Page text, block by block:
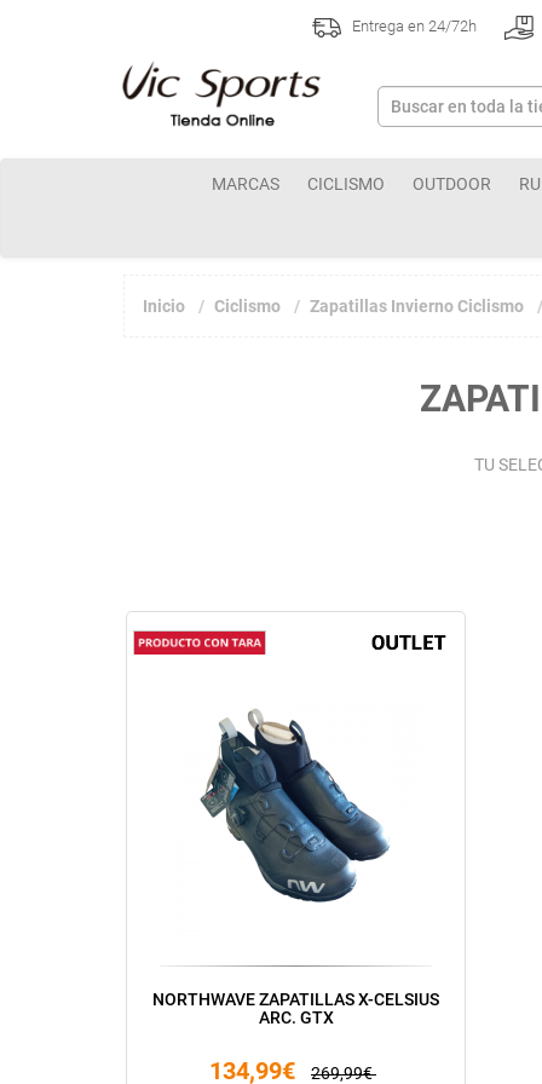
Entrega en 24/72h
MARCAS CICLISMO OUTDOOR
Inicio Ciclismo Zapatillas Invierno Ciclismo
TU
NORTHWAVE ZAPATILLAS X-CELSIUS
ARC. GTX
134,99€ 269,99€